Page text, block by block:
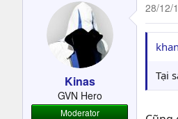
Kinas
GVN Hero
Moderator
28/12/
Tại